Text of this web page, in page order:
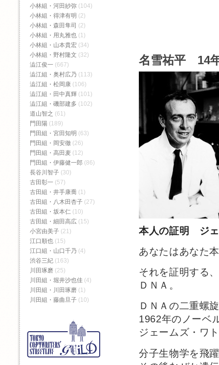
名雪祐平 14
本人の証明 ジ
あなたはあなた
それを証明する
ＤＮＡ。
ＤＮＡの二重螺
1962年のノーベ
ジェームズ・ワ
分子生物学を飛
小林組・河田紗弥 (104)
小林組・得津有明 (2)
小林組・森田隼司 (2)
小林組・用丸雅也 (1)
小林組・山本貴宏 (34)
小林組・野村隆文 (32)
澁江俊一 (667)
澁江組・奥村広乃 (113)
澁江組・松岡康 (106)
澁江組・田中真輝 (101)
澁江組・磯部建多 (102)
道山智之 (61)
門田陽 (189)
門田組・宮田知明 (63)
門田組・岡安徹 (26)
門田組・高田麦 (12)
門田組・伊藤健一郎 (86)
長谷川智子 (30)
古田彰一 (57)
古田組・井手康喬 (1)
古田組・八木田杏子 (27)
古田組・坂本仁 (10)
古田組・細田高広 (15)
小宮由美子 (21)
江口順也 (15)
江口組・山口千乃 (4)
渋谷三紀 (163)
川田琢磨 (25)
川田組・堀井沙也佳 (4)
川田組・川田琢磨 (1)
川田組・藤曲旦子 (10)